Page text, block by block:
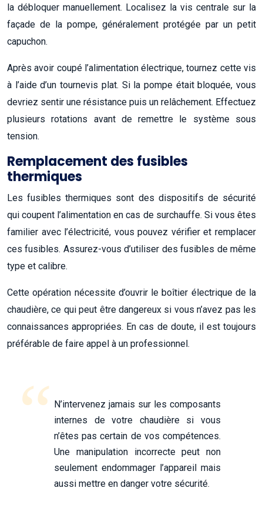
la débloquer manuellement. Localisez la vis centrale sur la
façade de la pompe, généralement protégée par un petit
capuchon.
Après avoir coupé l’alimentation électrique, tournez cette vis
à l’aide d’un tournevis plat. Si la pompe était bloquée, vous
devriez sentir une résistance puis un relâchement. Effectuez
plusieurs rotations avant de remettre le système sous
tension.
Remplacement des fusibles
thermiques
Les fusibles thermiques sont des dispositifs de sécurité
qui coupent l’alimentation en cas de surchauffe. Si vous êtes
familier avec l’électricité, vous pouvez vérifier et remplacer
ces fusibles. Assurez-vous d’utiliser des fusibles de même
type et calibre.
Cette opération nécessite d’ouvrir le boîtier électrique de la
chaudière, ce qui peut être dangereux si vous n’avez pas les
connaissances appropriées. En cas de doute, il est toujours
préférable de faire appel à un professionnel.
N’intervenez jamais sur les composants
internes de votre chaudière si vous
n’êtes pas certain de vos compétences.
Une manipulation incorrecte peut non
seulement endommager l’appareil mais
aussi mettre en danger votre sécurité.